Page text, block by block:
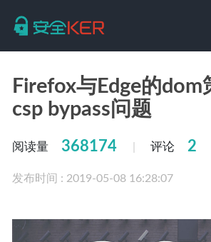
Firefox与Edge的dom
csp bypass问题
阅读量 368174 评论 2
发布时间 : 2019-05-08 16:28:07